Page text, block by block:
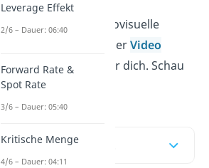
Du bist eher der audiovisuelle
Lerntyp? Dann ist unserVideo
genau das Richtige für dich. Schau
jetzt rein.
Inhaltsübersicht
Leverage Effekt
2/6 – Dauer: 06:40
Forward Rate &
Spot Rate
3/6 – Dauer: 05:40
Kritische Menge
4/6 – Dauer: 04:11